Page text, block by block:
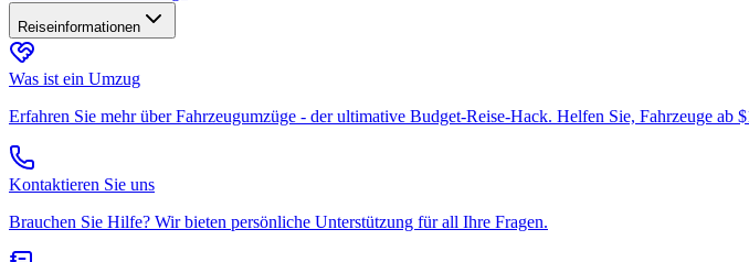
Reiseinformationen
Was ist ein Umzug
Erfahren Sie mehr über Fahrzeugumzüge - der ultimative Budget-Reise-Hack. Helfen Sie, Fahrzeuge ab
Kontaktieren Sie uns
Brauchen Sie Hilfe? Wir bieten persönliche Unterstützung für all Ihre Fragen.